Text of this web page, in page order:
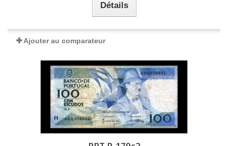
Détails
Ajouter au comparateur